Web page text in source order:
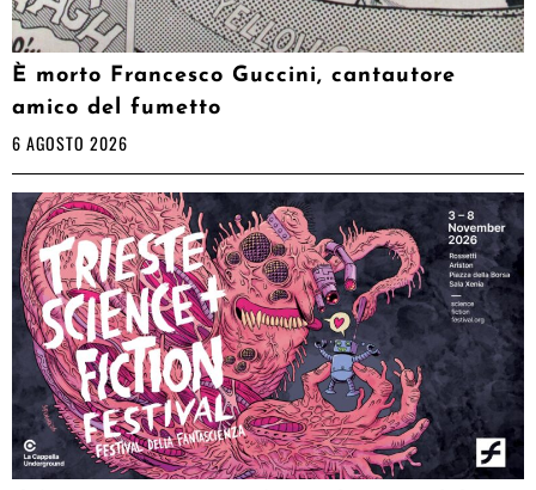
È morto Francesco Guccini, cantautore
amico del fumetto
6 AGOSTO 2026